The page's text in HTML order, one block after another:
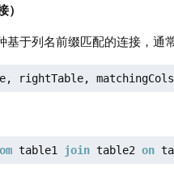
）
基于列名前缀匹配的连接，通
rightTable,
table1 join table2 on